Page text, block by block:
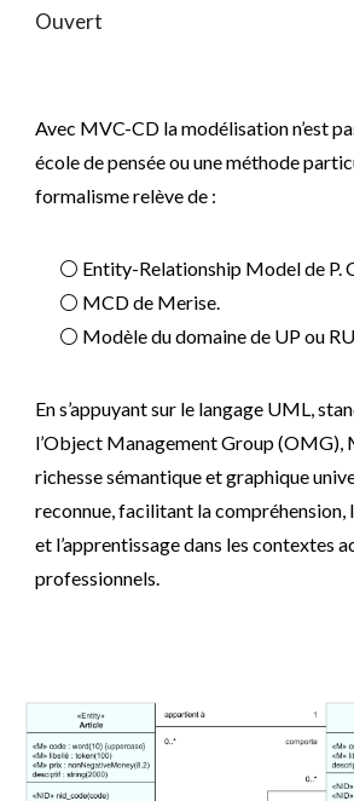
Ouvert
Avec MVC-CD la modélisation n’est
école de pensée ou une méthode
formalisme relève de :
⚪ Entity-Relationship Model de P.
⚪ MCD de Merise.
⚪ Modèle du domaine de UP ou
En s’appuyant sur le langage UML,
l’Object Management Group (OMG),
richesse sémantique et graphique
reconnue, facilitant la compréhension,
et l’apprentissage dans les contextes
professionnels.